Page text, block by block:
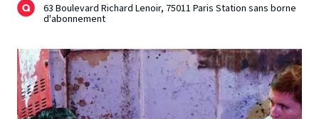
63 Boulevard Richard Lenoir, 75011 Paris Station sans borne
d'abonnement